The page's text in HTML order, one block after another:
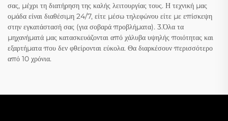
σας, μέχρι τη διατήρηση της καλής λειτουργίας τους. Η τεχνική μας
ομάδα είναι διαθέσιμη 24/7, είτε μέσω τηλεφώνου είτε με επίσκεψη
στην εγκατάστασή σας (για σοβαρά προβλήματα). 3.Όλα τα
μηχανήματά μας κατασκευάζονται από χάλυβα υψηλής ποιότητας και
εξαρτήματα που δεν φθείρονται εύκολα. Θα διαρκέσουν περισσότερο
από 10 χρόνια.